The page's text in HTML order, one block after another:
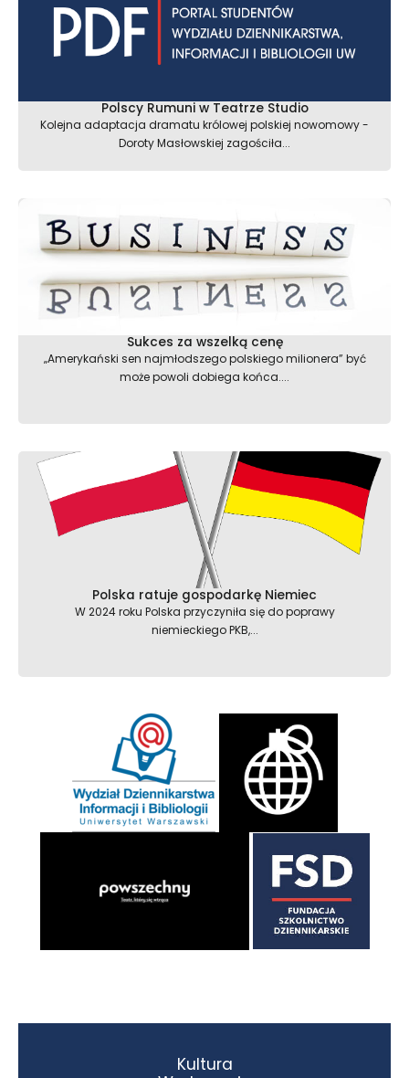
Polscy Rumuni w Teatrze Studio
Kolejna adaptacja dramatu królowej polskiej nowomowy -
Doroty Masłowskiej zagościła...
Sukces za wszelką cenę
„Amerykański sen najmłodszego polskiego milionera” być
może powoli dobiega końca....
Polska ratuje gospodarkę Niemiec
W 2024 roku Polska przyczyniła się do poprawy
niemieckiego PKB,...
Kultura